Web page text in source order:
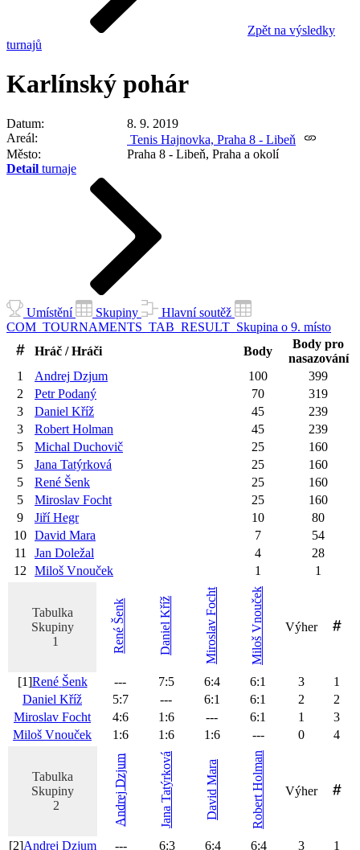
Zpět na výsledky
turnajů
Karlínský pohár
Datum
8. 9. 2019
Areál
Tenis Hajnovka, Praha 8 - Libeň
Město
Praha 8 - Libeň, Praha a okolí
Detail turnaje
Umístění Skupiny
Hlavní soutěž
COM_TOURNAMENTS_TAB_RESULT_Skupina o 9. místo
Hráč / Hráči
Body
Body pro
nasazování
1
Andrej Dzjum 100
399
2
Petr Podaný 70
319
3
Daniel Kříž 45
239
3
Robert Holman 45
239
5
Michal Duchovič 25
160
5
Jana Tatýrková 25
160
5
René Šenk 25
160
5
Miroslav Focht 25
160
9
Jiří Hegr 10
80
10 David Mara 7
54
11
Jan Doležal 4
28
12
Miloš Vnouček 1 1
Tabulka
Skupiny
1
René
Šenk
Daniel
Kříž
Miroslav
Focht
Miloš
Vnouček Výher
[1]René Šenk --- 7:5 6:4 6:1 3
1
Daniel Kříž 5:7 --- 6:1 6:1 2
2
Miroslav Focht 4:6 1 :6 --- 6:1 1
3
Miloš Vnouček 1 :6 1 :6 1 :6 --- 0 4
Tabulka
Skupiny
2
Andrej
Dzjum
Jana
Tatýrková
David
Mara
Robert
Holman Výher
[2]Andrej Dzjum --- 6:3 6:4 6:4 3
1